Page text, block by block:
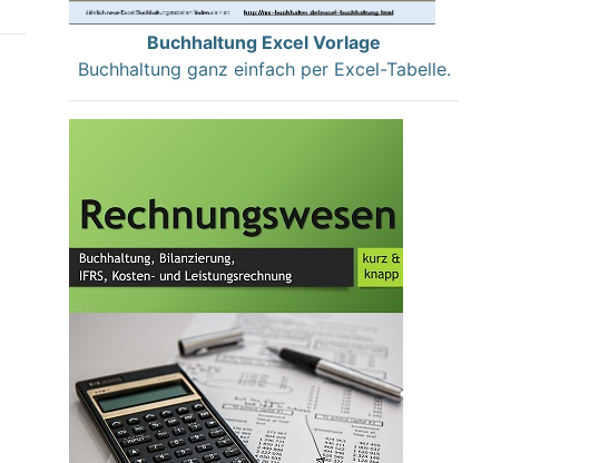
Buchhaltung Excel Vorlage
Buchhaltung ganz einfach per Excel-Tabelle.